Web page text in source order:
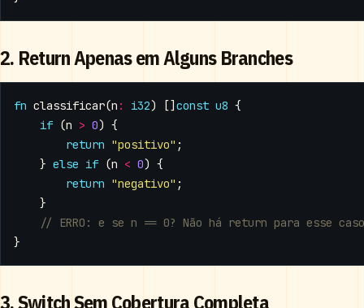
2. Return Apenas em Alguns Branches
fn classificar(n : i32) [] const u8 {
if (n > 0) {
return "positivo" ;
} else if (n < 0) {
return "negativo" ;
}
}
3. Switch Sem Cobertura Completa